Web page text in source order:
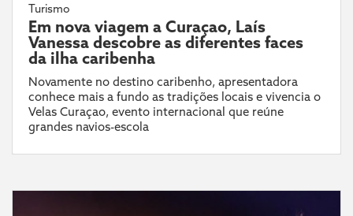
Turismo
Em nova viagem a Curaçao, Laís
Vanessa descobre as diferentes faces
da ilha caribenha
Novamente no destino caribenho, apresentadora
conhece mais a fundo as tradições locais e vivencia o
Velas Curaçao, evento internacional que reúne
grandes navios-escola